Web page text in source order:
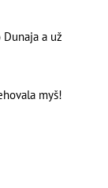
a už
myš!